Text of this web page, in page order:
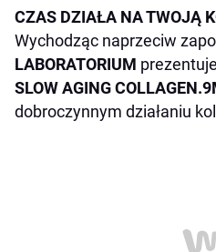
CZAS DZIAŁA NA TWOJĄ
Wychodząc naprzeciw
LABORATORIUM
SLOW AGING COLLAGEN.9
dobroczynnym działaniu